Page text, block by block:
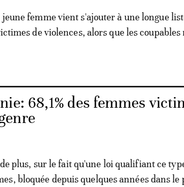
femme vient s'ajouter à une longue
de violences, alors que les
68,1% des femmes
plus, sur le fait qu'une loi qualifiant ce
bloquée depuis quelques années dans le